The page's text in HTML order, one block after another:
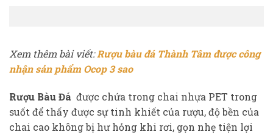
Xem thêm bài viết:Rượu bàu đá Thành Tâm được công
nhận sản phẩm Ocop 3 sao
Rượu Bàu Đá được chứa trong chai nhựa PET trong
suốt để thấy được sự tinh khiết của rượu, độ bền của
chai cao không bị hư hỏng khi rơi, gọn nhẹ tiện lợi